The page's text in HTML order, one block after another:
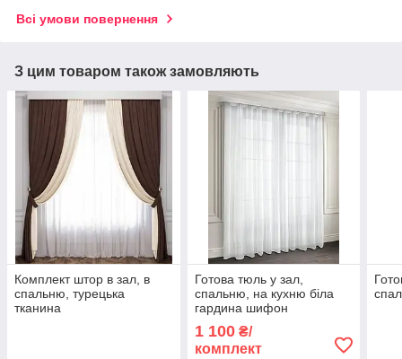
Всі умови повернення
З цим товаром також замовляють
Комплект штор в зал, в
спальню, турецька
тканина
Готова тюль у зал,
спальню, на кухню біла
гардина шифон
ширина
1 100₴/
комплект